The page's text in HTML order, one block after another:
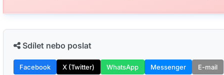
Sdílet nebo poslat
Facebook X (Twitter) WhatsApp Messenger E-mail